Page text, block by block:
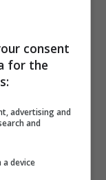
consent
for the
advertising and
and
device